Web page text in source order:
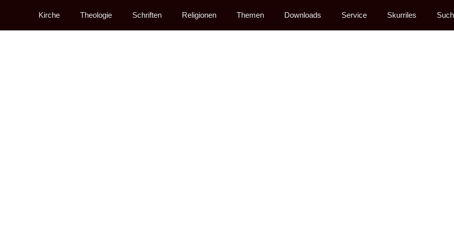
Kirche Theologie Schriften Religionen Themen Downloads Service Skurriles